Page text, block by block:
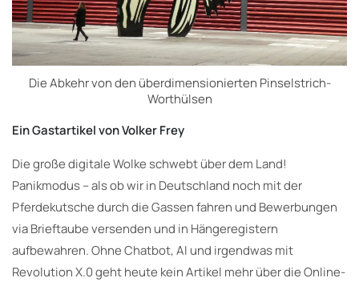
Die Abkehr von den überdimensionierten Pinselstrich-
Worthülsen
Ein Gastartikel von Volker Frey
Die große digitale Wolke schwebt über dem Land!
Panikmodus – als ob wir in Deutschland noch mit der
Pferdekutsche durch die Gassen fahren und Bewerbungen
via Brieftaube versenden und in Hängeregistern
aufbewahren. Ohne Chatbot, AI und irgendwas mit
Revolution X.0 geht heute kein Artikel mehr über die Online-